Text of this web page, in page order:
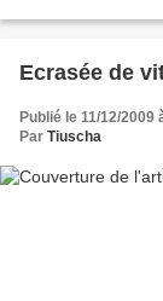
Ecrasée de
Publié le 11/12/2009
Par Tiuscha